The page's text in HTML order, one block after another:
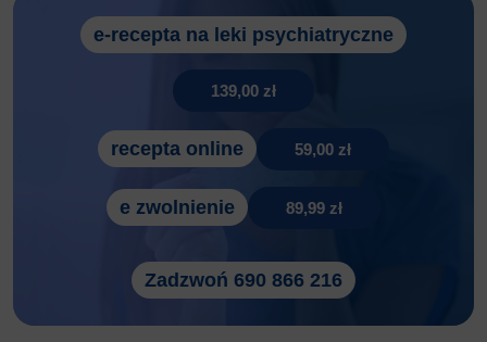
e-recepta na leki psychiatryczne
139,00 zł
recepta online 59,00 zł
e zwolnienie 89,99 zł
Zadzwoń 690 866 216